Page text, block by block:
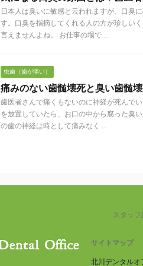
日本人は臭いに敏感と云われますが、口臭
す。口臭を指摘してくれる人の方が珍しい
言えませんよね。 お仕事の場で ...
虫歯（歯が痛い）
痛みのない歯髄壊死と臭い歯髄
歯医者さんで痛くもないのに神経が死んで
を放置していたら、お口の中から腐った臭
の歯の神経は時として痛みなく ...
スタッフ
サイトマップ
北川デンタルオ